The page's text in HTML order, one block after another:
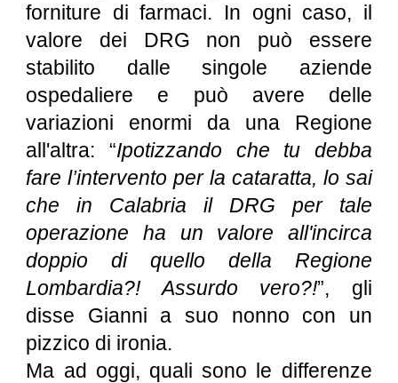
forniture di farmaci. In ogni caso, il
valore dei DRG non può essere
stabilito dalle singole aziende
ospedaliere e può avere delle
variazioni enormi da una Regione
all'altra: “Ipotizzando che tu debba
fare l’intervento per la cataratta, lo sai
che in Calabria il DRG per tale
operazione ha un valore all'incirca
doppio di quello della Regione
Lombardia?! Assurdo vero?!”, gli
disse Gianni a suo nonno con un
pizzico di ironia.
Ma ad oggi, quali sono le differenze